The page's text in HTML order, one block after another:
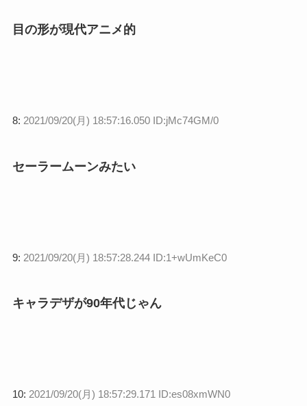
目の形が現代アニメ的
8: 2021/09/20(月) 18:57:16.050 ID:jMc74GM/0
セーラームーンみたい
9: 2021/09/20(月) 18:57:28.244 ID:1+wUmKeC0
キャラデザが90年代じゃん
10: 2021/09/20(月) 18:57:29.171 ID:es08xmWN0